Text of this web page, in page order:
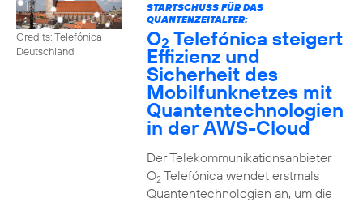
Credits: Telefónica
Deutschland
STARTSCHUSS FÜR DAS
QUANTENZEITALTER:
O2 Telefónica steigert
Effizienz und
Sicherheit des
Mobilfunknetzes mit
Quantentechnologien
in der AWS-Cloud
Der Telekommunikationsanbieter
O2Telefónica wendet erstmals
Quantentechnologien an, um die